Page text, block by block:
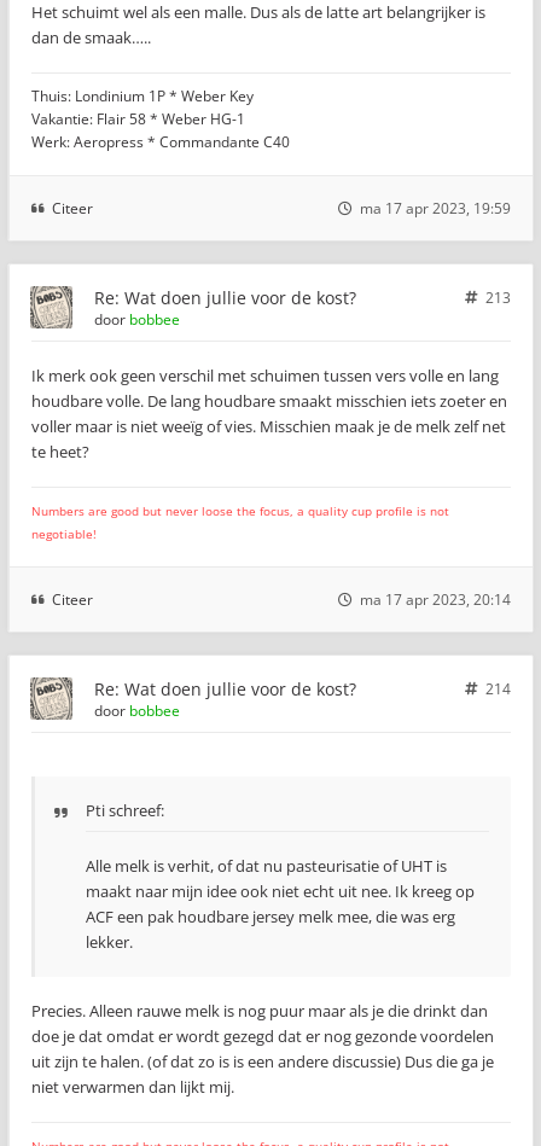
Het schuimt wel als een malle. Dus als de latte art belangrijker is
dan de smaak…..
Thuis: Londinium 1P * Weber Key
Vakantie: Flair 58 * Weber HG-1
Werk: Aeropress * Commandante C40
Citeer ma 17 apr 2023, 19:59
Re: Wat doen jullie voor de kost?
213
door bobbee
Ik merk ook geen verschil met schuimen tussen vers volle en lang
houdbare volle. De lang houdbare smaakt misschien iets zoeter en
voller maar is niet weeïg of vies. Misschien maak je de melk zelf net
te heet?
Numbers are good but never loose the focus, a quality cup profile is not
negotiable!
Citeer ma 17 apr 2023, 20:14
Re: Wat doen jullie voor de kost?
214
door bobbee
Pti schreef:
Alle melk is verhit, of dat nu pasteurisatie of UHT is
maakt naar mijn idee ook niet echt uit nee. Ik kreeg op
ACF een pak houdbare jersey melk mee, die was erg
lekker.
Precies. Alleen rauwe melk is nog puur maar als je die drinkt dan
doe je dat omdat er wordt gezegd dat er nog gezonde voordelen
uit zijn te halen. (of dat zo is is een andere discussie) Dus die ga je
niet verwarmen dan lijkt mij.